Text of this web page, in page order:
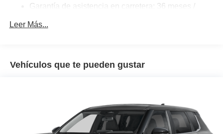
Garantía de asistencia en carretera: 36 meses /
Leer Más...
Vehículos que te pueden gustar